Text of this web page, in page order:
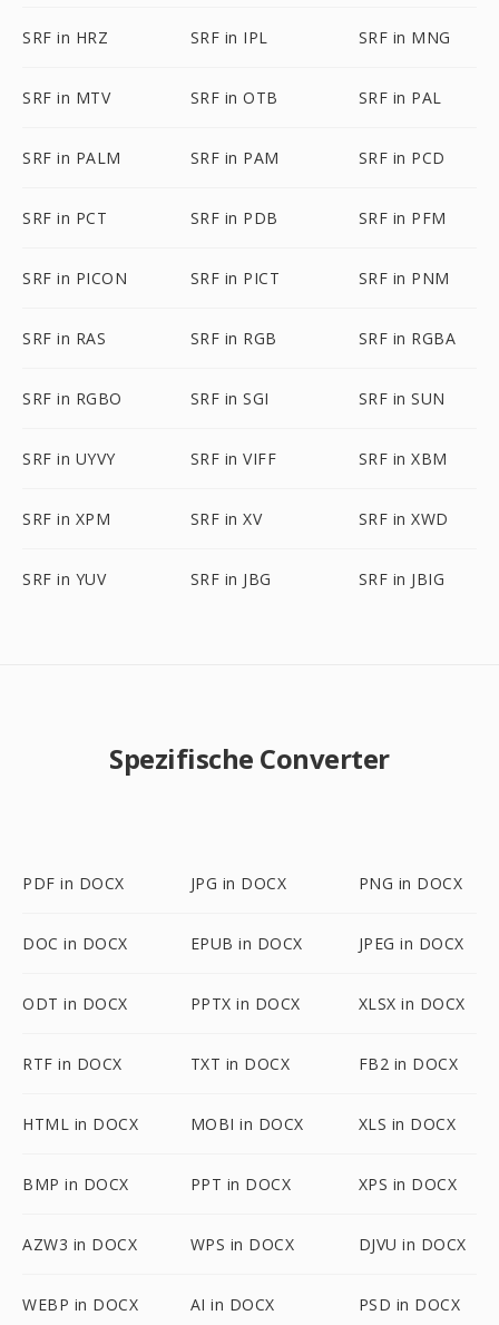
SRF in HRZ SRF in IPL SRF in MNG
SRF in MTV SRF in OTB SRF in PAL
SRF in PALM SRF in PAM SRF in PCD
SRF in PCT SRF in PDB SRF in PFM
SRF in PICON SRF in PICT SRF in PNM
SRF in RAS SRF in RGB SRF in RGBA
SRF in RGBO SRF in SGI SRF in SUN
SRF in UYVY SRF in VIFF SRF in XBM
SRF in XPM SRF in XV SRF in XWD
SRF in YUV SRF in JBG SRF in JBIG
Spezifische Converter
PDF in DOCX JPG in DOCX PNG in DOCX
DOC in DOCX EPUB in DOCX JPEG in DOCX
ODT in DOCX PPTX in DOCX XLSX in DOCX
RTF in DOCX TXT in DOCX FB2 in DOCX
HTML in DOCX MOBI in DOCX XLS in DOCX
BMP in DOCX PPT in DOCX XPS in DOCX
AZW3 in DOCX WPS in DOCX DJVU in DOCX
WEBP in DOCX AI in DOCX PSD in DOCX